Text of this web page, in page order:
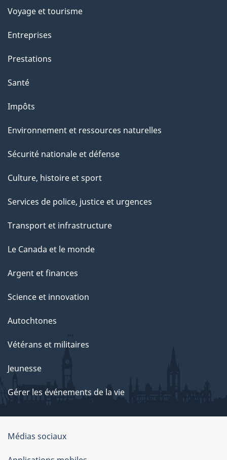
Voyage et tourisme
Entreprises
Prestations
Santé
Impôts
Environnement et ressources naturelles
Sécurité nationale et défense
Culture, histoire et sport
Services de police, justice et urgences
Transport et infrastructure
Le Canada et le monde
Argent et finances
Science et innovation
Autochtones
Vétérans et militaires
Jeunesse
Gérer les événements de la vie
Organisation
du
Médias sociaux